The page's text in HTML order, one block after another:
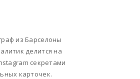
из Барселоны
делится на
секретами
карточек.